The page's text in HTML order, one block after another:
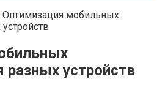
Оптимизация мобильных
устройств